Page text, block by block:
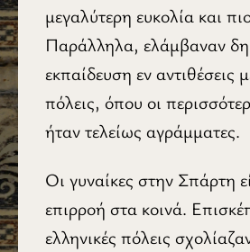
μεγαλύτερη ευκολία και
Παράλληλα, ελάμβαναν
εκπαίδευση εν αντιθέσεις
πόλεις, όπου οι
ήταν τελείως αγράμματες.
Οι γυναίκες στην Σπάρτη
επιρροή στα κοινά.
ελληνικές πόλεις